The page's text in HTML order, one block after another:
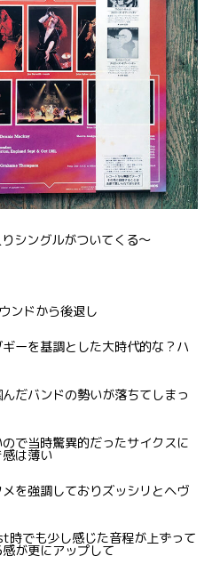
シングルがついてくる〜
ンドから後退し
ーを基調とした大時代的な？ハ
だバンドの勢いが落ちてしまっ
で当時驚異的だったサイクスに
は薄い
を強調しておりズッシリとヘヴ
でも少し感じた音程が上ずって
が更にアップして